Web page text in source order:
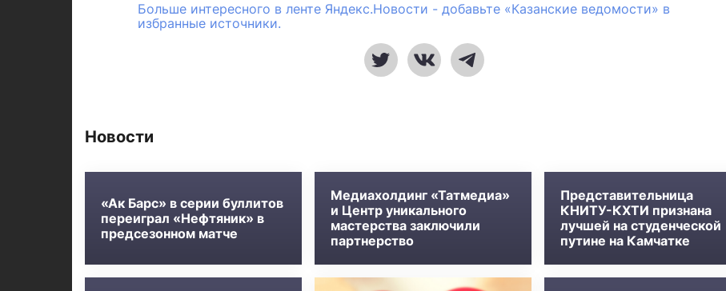
Больше интересного в ленте Яндекс.Новости - добавьте «Казанские ведомости» в
избранные источники.
Новости
«Ак Барс» в серии буллитов
переиграл «Нефтяник» в
предсезонном матче
Медиахолдинг «Татмедиа»
и Центр уникального
мастерства заключили
партнерство
Представительница
КНИТУ-КХТИ признана
лучшей на студенческой
путине на Камчатке